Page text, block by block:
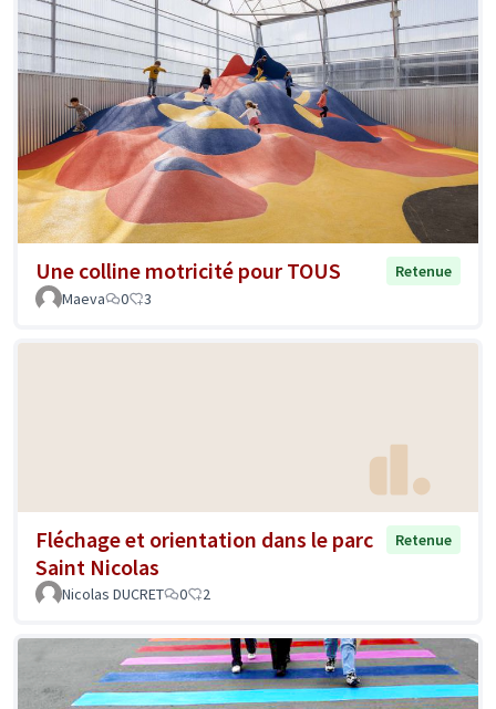
Une colline motricité pour TOUS
Retenue
Maeva
0 3
Fléchage et orientation dans le parc
Saint Nicolas
Retenue
Nicolas DUCRET 0 2